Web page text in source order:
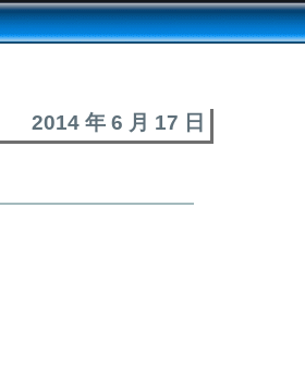
2014 年 6 月 17 日